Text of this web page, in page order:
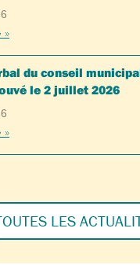
»
du conseil
le 2 juillet 2026
»
LES